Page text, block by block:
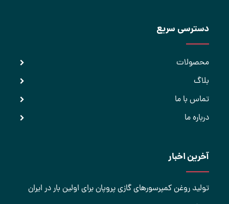
دسترسی سریع
محصولات
بلاگ
تماس با ما
درباره ما
آخرین اخبار
تولید روغن کمپرسورهای گازی پروپان برای اولین بار در ایران